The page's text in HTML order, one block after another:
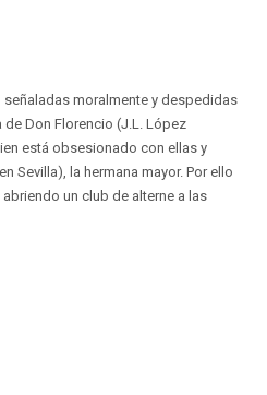
moralmente y despedidas
Don Florencio (J.L. López
está obsesionado con ellas y
Sevilla), la hermana mayor. Por ello
un club de alterne a las